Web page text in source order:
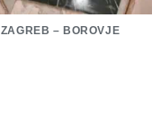
ZAGREB – BOROVJE